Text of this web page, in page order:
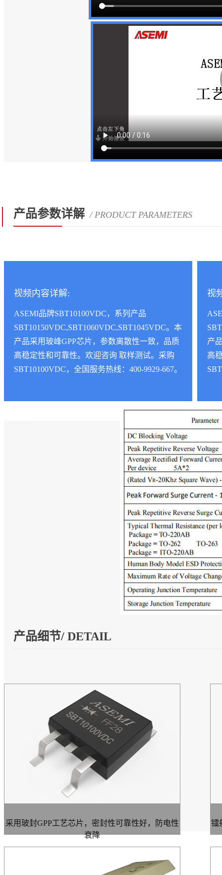
产品参数详解 / PRODUCT PARAMETERS
视频内容详解:
ASEMI品牌SBT10100VDC，系列产品
SBT10150VDC,SBT1060VDC,SBT1045VDC。本
产品采用玻峰GPP芯片，参数离散性一致，品质
高稳定性和可靠性。欢迎咨询 取样测试。采购
SBT10100VDC，全国服务热线：400-9929-667。
视
产
高
产品细节/ DETAIL
采用玻封GPP工艺芯片，密封性可靠性好，防电性
衰降
镭